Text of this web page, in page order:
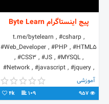
پیج اینستاگرام Byte Learn
t.me/bytelearn , #csharp ,
#Web_Developer , #PHP , #HTML5
, #CSS3 , #JS , #MYSQL ,
#Network , #javascript , #jquery ,
#sql , #ASP , #Geek bytelearn.ir
بایت لرن در شبکه های اجتماعی
https://instagram.com/byte_learn
آموزشی
109
4k